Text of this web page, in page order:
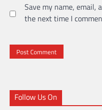
Save my name, email,
the next time I
Follow Us On